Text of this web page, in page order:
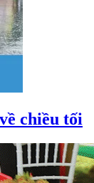
chiều tối